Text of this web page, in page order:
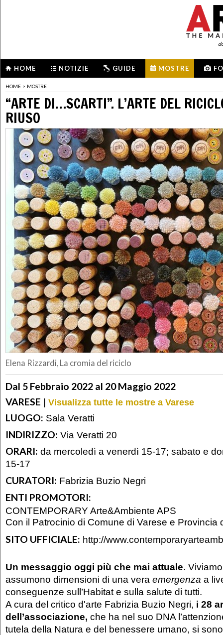
HOME NOTIZIE GUIDE MOSTRE
HOME > MOSTRE
“ARTE DI…SCARTI”. L’ARTE DEL
RIUSO
Elena Rizzardi, La cromia del riciclo
Dal 5 Febbraio 2022 al 20 Maggio 2022
VARESE | Visualizza tutte le mostre a Varese
LUOGO: Sala Veratti
INDIRIZZO: Via Veratti 20
ORARI: da mercoledì a venerdì 15-17; sabato e
15-17
CURATORI: Fabrizia Buzio Negri
ENTI PROMOTORI:
CONTEMPORARY Arte&Ambiente APS
Con il Patrocinio di Comune di Varese e Provincia
SITO UFFICIALE: http://
Un messaggio oggi più che mai attuale.
assumono dimensioni di una vera emergenza a
conseguenze sull’Habitat e sulla salute di tutti.
A cura del critico d'arte Fabrizia Buzio Negri, i 28
dell’associazione, che ha nel suo DNA
tutela della Natura e del benessere umano, si